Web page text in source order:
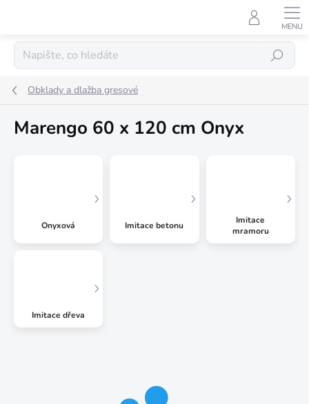
Hledat
Obklady a dlažba gresové
Marengo 60 x 120 cm Onyx
Onyxová Imitace betonu
Imitace
mramoru
Imitace dřeva